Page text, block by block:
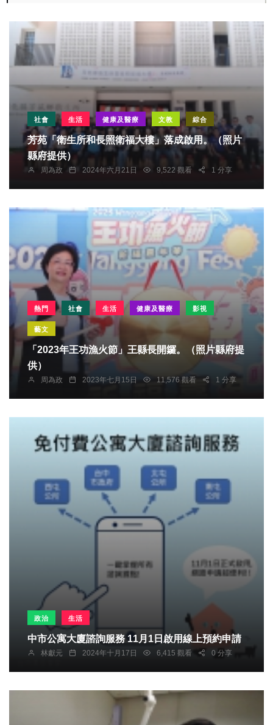
社會 生活 健康及醫療 文教 綜合
芳苑「衛生所和長照衛福大樓」落成啟用。（照片
縣府提供）
周為政 2024年六月21日 9,522 觀看 1 分享
熱門 社會 生活 健康及醫療 影視
藝文
「2023年王功漁火節」王縣長開鑼。（照片縣府提
供）
周為政 2023年七月15日 11,576 觀看 1 分享
政治 生活
中市公寓大廈諮詢服務 11月1日啟用線上預約申請
林獻元 2024年十月17日 6,415 觀看 0 分享